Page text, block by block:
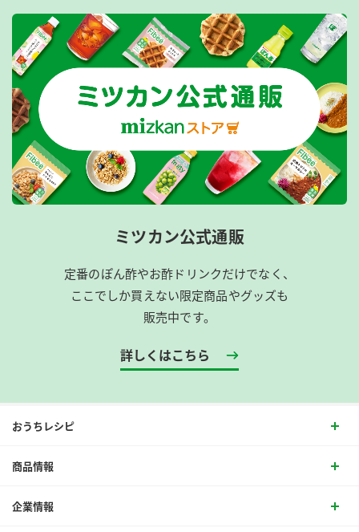
ミツカン公式通販
定番のぽん酢やお酢ドリンクだけでなく、
ここでしか買えない限定商品やグッズも
販売中です。
詳しくはこちら
おうちレシピ
商品情報
企業情報